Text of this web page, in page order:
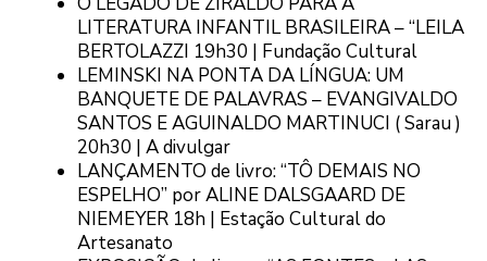
LITERATURA INFANTIL BRASILEIRA – “LEILA
BERTOLAZZI 19h30 | Fundação Cultural
LEMINSKI NA PONTA DA LÍNGUA: UM
BANQUETE DE PALAVRAS – EVANGIVALDO
SANTOS E AGUINALDO MARTINUCI ( Sarau )
20h30 | A divulgar
LANÇAMENTO de livro: “TÔ DEMAIS NO
ESPELHO” por ALINE DALSGAARD DE
NIEMEYER 18h | Estação Cultural do
Artesanato